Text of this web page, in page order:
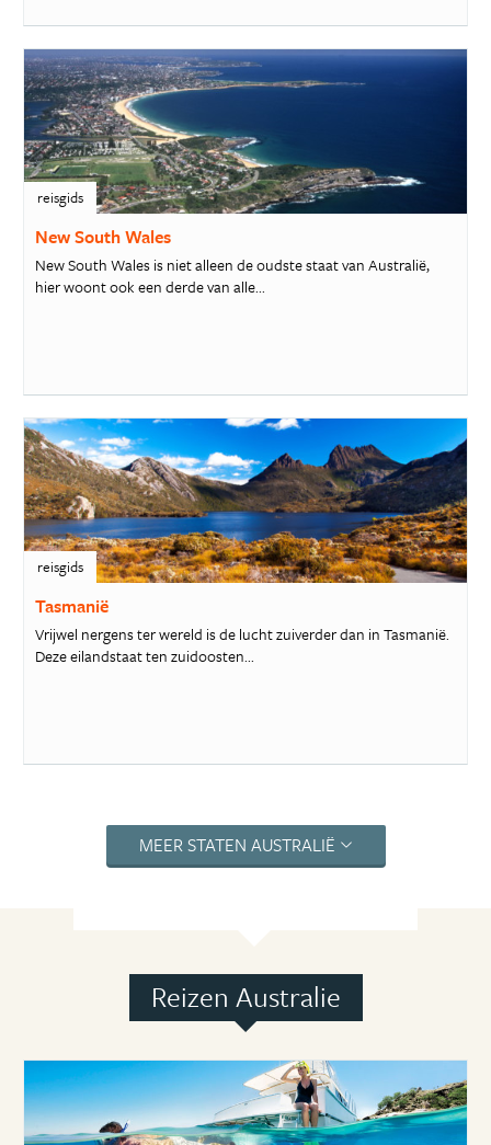
reisgids
New South Wales
New South Wales is niet alleen de oudste staat van Australië,
hier woont ook een derde van alle...
reisgids
Tasmanië
Vrijwel nergens ter wereld is de lucht zuiverder dan in Tasmanië.
Deze eilandstaat ten zuidoosten...
MEER STATEN AUSTRALIË
Reizen Australie